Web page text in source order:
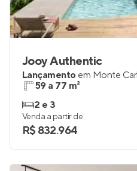
Jooy Authentic
Lançamento em Monte
59 a 77 m²
2 e 3
Venda a partir de
R$ 832.964